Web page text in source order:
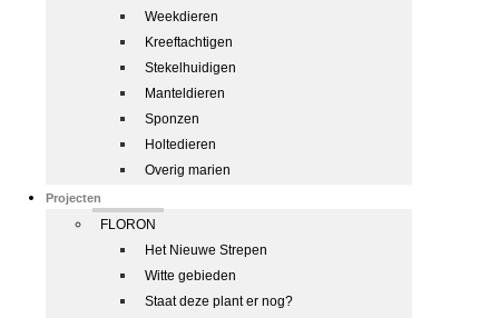
Weekdieren
Kreeftachtigen
Stekelhuidigen
Manteldieren
Sponzen
Holtedieren
Overig marien
Projecten
FLORON
Het Nieuwe Strepen
Witte gebieden
Staat deze plant er nog?